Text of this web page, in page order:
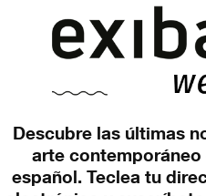
Descubre las últimas
arte contemporáneo
español. Teclea tu